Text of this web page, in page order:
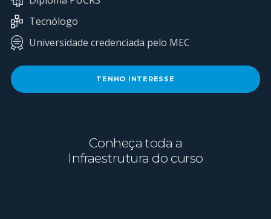
Tecnólogo
Universidade credenciada pelo MEC
TENHO INTERESSE
Conheça toda a
Infraestrutura do curso